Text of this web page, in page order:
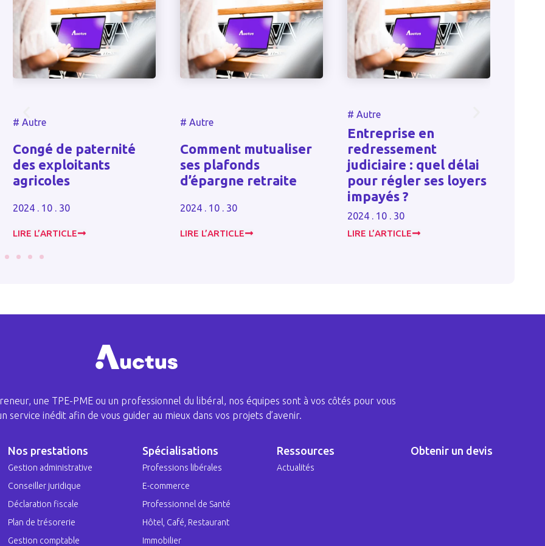
# Autre
Congé de paternité
des exploitants
agricoles
2024 . 10 . 30
LIRE L’ARTICLE
# Autre
Comment mutualiser
ses plafonds
d’épargne retraite
2024 . 10 . 30
LIRE L’ARTICLE
# Autre
Entreprise en
redressement
judiciaire : quel délai
pour régler ses loyers
impayés ?
2024 . 10 . 30
LIRE L’ARTICLE
une TPE-PME ou un professionnel du libéral, nos équipes sont à vos côtés pour vous
service inédit afin de vous guider au mieux dans vos projets d’avenir.
Nos prestations
Gestion administrative
Conseiller juridique
Déclaration fiscale
Plan de trésorerie
Gestion comptable
Spécialisations
Professions libérales
E-commerce
Professionnel de Santé
Hôtel, Café, Restaurant
Immobilier
Ressources
Actualités
Obtenir un devis